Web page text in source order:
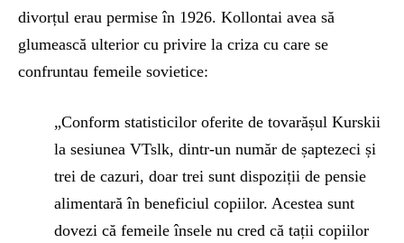
divorțul erau permise în 1926. Kollontai avea să
glumească ulterior cu privire la criza cu care se
confruntau femeile sovietice:
„Conform statisticilor oferite de tovarășul Kurskii
la sesiunea VTslk, dintr-un număr de șaptezeci și
trei de cazuri, doar trei sunt dispoziții de pensie
alimentară în beneficiul copiilor. Acestea sunt
dovezi că femeile însele nu cred că tații copiilor